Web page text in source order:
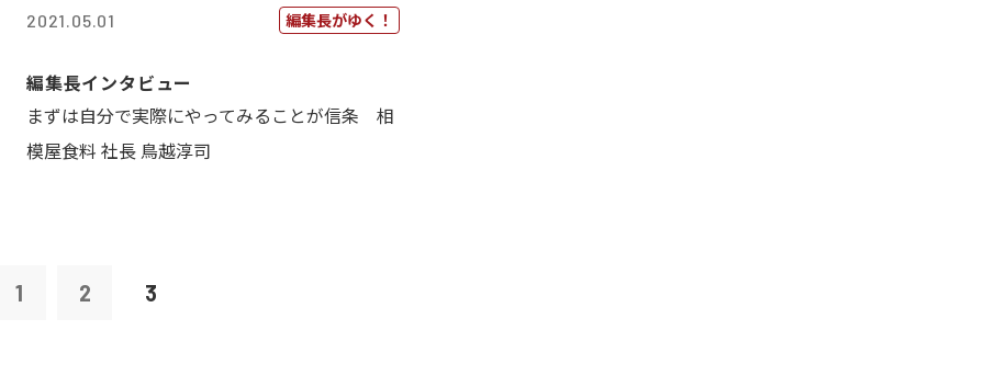
2021.05.01 編集長がゆく！
編集長インタビュー
まずは自分で実際にやってみることが信条 相
模屋食料 社長 鳥越淳司
1 2 3